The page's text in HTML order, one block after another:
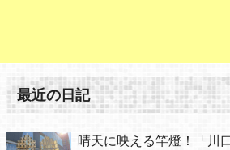
最近の日記
晴天に映える竿燈！「川